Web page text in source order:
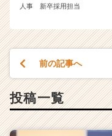
人事 新卒採用担当
前の記事へ
投稿一覧